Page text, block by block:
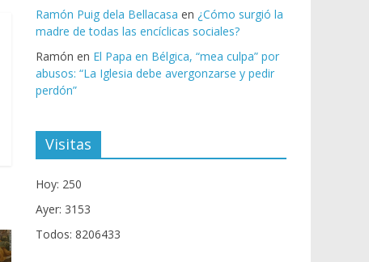
Ramón Puig dela Bellacasa en ¿Cómo surgió la
madre de todas las encíclicas sociales?
Ramón en El Papa en Bélgica, “mea culpa” por
abusos: “La Iglesia debe avergonzarse y pedir
perdón”
Visitas
Hoy: 250
Ayer: 3153
Todos: 8206433